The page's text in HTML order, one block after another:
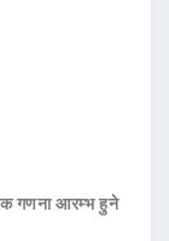
गणना आरम्भ हुने